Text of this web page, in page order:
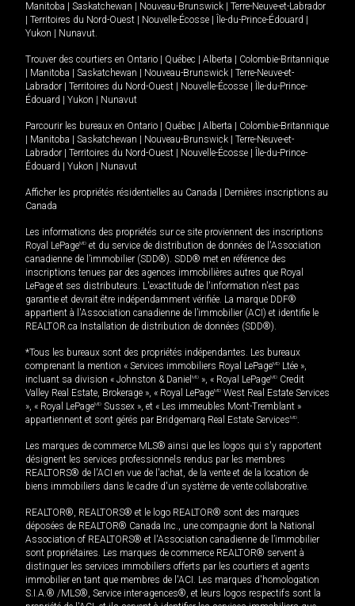
Manitoba
Saskatchewan Nouveau-Brunswick
Terre-Neuve-et-Labrador
Territoires du Nord-Ouest Nouvelle-Écosse Île-du-Prince-Édouard
Yukon
Nunavut.
Trouver des courtiers en Ontario Québec Alberta
Colombie-Britannique
Manitoba Saskatchewan Nouveau-Brunswick
Terre-Neuve-et-
Labrador
Territoires du Nord-Ouest Nouvelle-Écosse
Île-du-Prince-
Édouard
Yukon Nunavut
Parcourir les bureaux en Ontario Québec Alberta
Colombie-Britannique
Manitoba Saskatchewan Nouveau-Brunswick
Terre-Neuve-et-
Labrador
Territoires du Nord-Ouest Nouvelle-Écosse
Île-du-Prince-
Édouard
Yukon Nunavut
Afficher les propriétés résidentielles au Canada
Dernières inscriptions au
Canada
Les informations des propriétés sur ce site proviennent des inscriptions
Royal LePageMD et du service de distribution de données de l'Association
canadienne de l’immobilier (SDD®). SDD® met en référence des
inscriptions tenues par des agences immobilières autres que Royal
LePage et ses distributeurs. L'exactitude de l'information n'est pas
garantie et devrait être indépendamment vérifiée. La marque DDF®
appartient à l'Association canadienne de l’immobilier (ACI) et identifie le
REALTOR.ca Installation de distribution de données (SDD®).
*Tous les bureaux sont des propriétés indépendantes. Les bureaux
comprenant la mention « Services immobiliers Royal LePageMD Ltée »,
incluant sa division « Johnston & Daniel MD », « Royal LePageMD Credit
Valley Real Estate, Brokerage », « Royal LePageMD West Real Estate Services
», « Royal LePageMD Sussex », et « Les immeubles Mont-Tremblant »
appartiennent et sont gérés par Bridgemarq Real Estate ServicesMD.
Les marques de commerce MLS® ainsi que les logos qui s'y rapportent
désignent les services professionnels rendus par les membres
REALTORS® de l'ACI en vue de l'achat, de la vente et de la location de
biens immobiliers dans le cadre d'un système de vente collaborative.
REALTOR®, REALTORS® et le logo REALTOR® sont des marques
déposées de REALTOR® Canada Inc., une compagnie dont la National
Association of REALTORS® et l'Association canadienne de l’immobilier
sont propriétaires. Les marques de commerce REALTOR® servent à
distinguer les services immobiliers offerts par les courtiers et agents
immobilier en tant que membres de l'ACI. Les marques d'homologation
S.I.A.® /MLS®, Service inter-agences®, et leurs logos respectifs sont la